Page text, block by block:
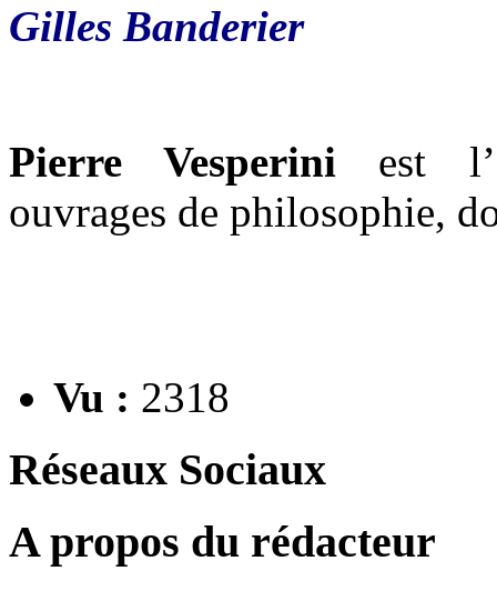
Gilles Banderier
Pierre Vesperini est
ouvrages de philosophie,
Vu : 2318
Réseaux Sociaux
A propos du rédacteur